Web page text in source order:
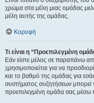
χρώμα στα μέλη μιας ομάδας
μέλη αυτής της ομάδας.
Κορυφή
Τι είναι η “Προεπιλεγμένη
Εάν είστε μέλος σε παραπάνω
χρησιμοποιείται για να
και το βαθμό της ομάδας για
συστήματος συζητήσεων μπορεί
προεπιλεγμένη ομάδα σας μέσω